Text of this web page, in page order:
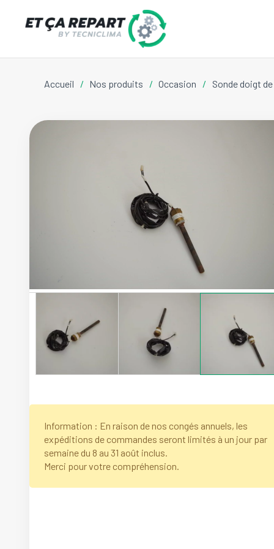
Accueil / Nos produits / Occasion / Sonde doigt
Information : En raison de nos congés annuels, les
expéditions de commandes seront limités à un jour par
semaine du 8 au 31 août inclus.
Merci pour votre compréhension.